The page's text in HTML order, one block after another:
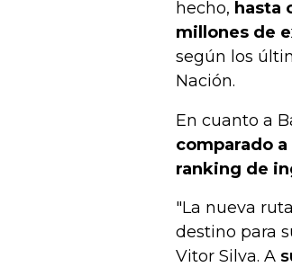
hecho, hasta
millones de
según los
Nación.
En cuanto a
comparado
ranking de
"La nueva
destino para
Vitor Silva. A